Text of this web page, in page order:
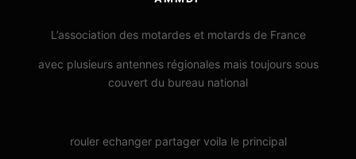
L’association des motardes et motards de France
avec plusieurs antennes régionales mais toujours sous
couvert du bureau national
rouler echanger partager voila le principal